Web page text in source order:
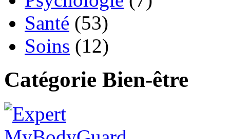
Santé (53)
Soins (12)
Catégorie Bien-être